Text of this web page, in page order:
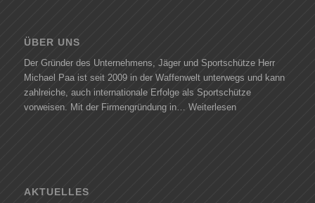
ÜBER UNS
Der Gründer des Unternehmens, Jäger und Sportschütze Herr
Michael Paa ist seit 2009 in der Waffenwelt unterwegs und kann
zahlreiche, auch internationale Erfolge als Sportschütze
vorweisen. Mit der Firmengründung in… Weiterlesen
AKTUELLES